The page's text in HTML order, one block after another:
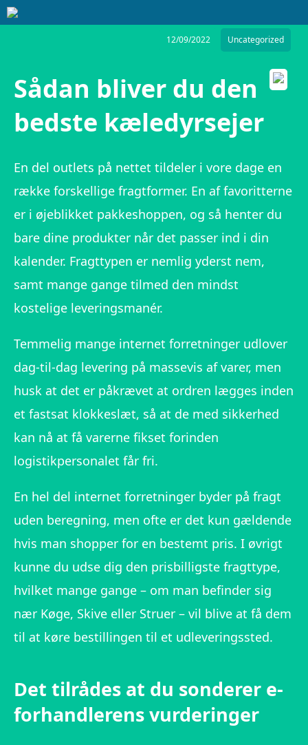
12/09/2022 Uncategorized
Sådan bliver du den
bedste kæledyrsejer
En del outlets på nettet tildeler i vore dage en
række forskellige fragtformer. En af favoritterne
er i øjeblikket pakkeshoppen, og så henter du
bare dine produkter når det passer ind i din
kalender. Fragttypen er nemlig yderst nem,
samt mange gange tilmed den mindst
kostelige leveringsmanér.
Temmelig mange internet forretninger udlover
dag-til-dag levering på massevis af varer, men
husk at det er påkrævet at ordren lægges inden
et fastsat klokkeslæt, så at de med sikkerhed
kan nå at få varerne fikset forinden
logistikpersonalet får fri.
En hel del internet forretninger byder på fragt
uden beregning, men ofte er det kun gældende
hvis man shopper for en bestemt pris. I øvrigt
kunne du udse dig den prisbilligste fragttype,
hvilket mange gange – om man befinder sig
nær Køge, Skive eller Struer – vil blive at få dem
til at køre bestillingen til et udleveringssted.
Det tilrådes at du sonderer e-
forhandlerens vurderinger